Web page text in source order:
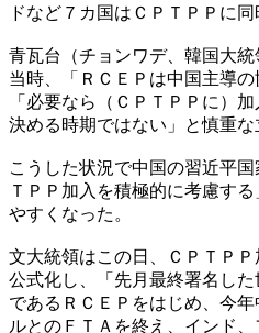
ドなど７カ国はＣＰＴＰＰに同
青瓦台（チョンワデ、韓国大
当時、「ＲＣＥＰは中国主導
「必要なら（ＣＰＴＰＰに）
決める時期ではない」と慎重な
こうした状況で中国の習近平
ＴＰＰ加入を積極的に考慮す
やすくなった。
文大統領はこの日、ＣＰＴＰ
公式化し、「先月最終署名し
であるＲＣＥＰをはじめ、今
ルとのＦＴＡを終え、インド